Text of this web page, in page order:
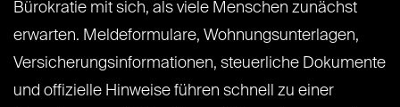
Bürokratie mit sich, als viele Menschen zunächst
erwarten. Meldeformulare, Wohnungsunterlagen,
Versicherungsinformationen, steuerliche Dokumente
und offizielle Hinweise führen schnell zu einer